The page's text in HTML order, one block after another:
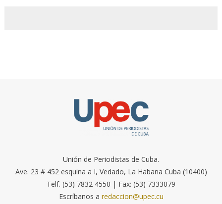
Unión de Periodistas de Cuba.
Ave. 23 # 452 esquina a I, Vedado, La Habana Cuba (10400)
Telf. (53) 7832 4550 | Fax: (53) 7333079
Escríbanos a redaccion@upec.cu